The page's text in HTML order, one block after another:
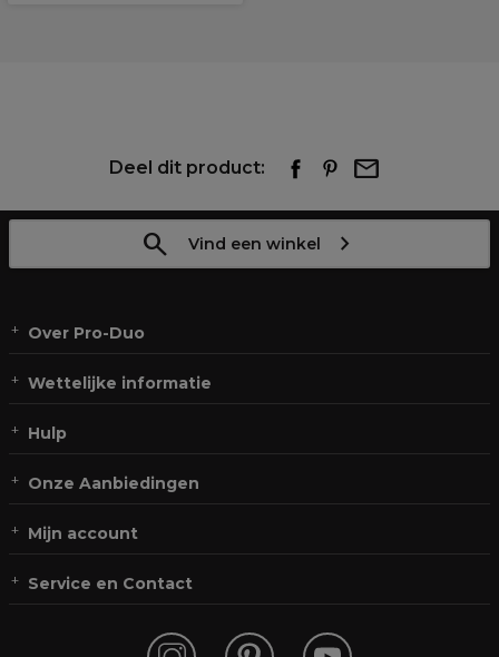
Deel dit product:
Vind een winkel
Over Pro-Duo
Wettelijke informatie
Hulp
Onze Aanbiedingen
Mijn account
Service en Contact